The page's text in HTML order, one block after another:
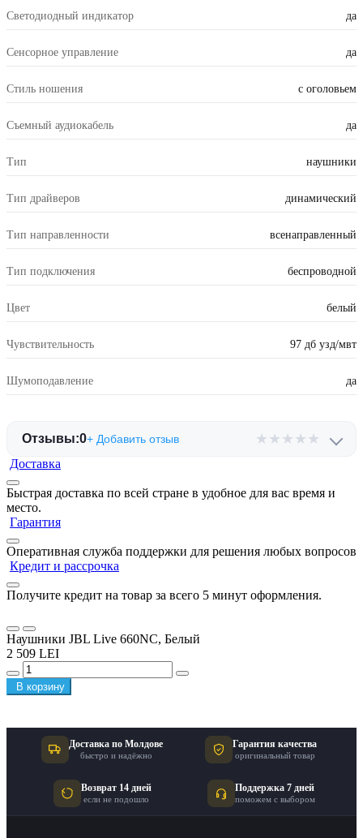
Светодиодный индикатор да
Сенсорное управление да
Стиль ношения с оголовьем
Съемный аудиокабель да
Тип наушники
Тип драйверов динамический
Тип направленности всенаправленный
Тип подключения беспроводной
Цвет белый
Чувствительность 97 дб узд/мвт
Шумоподавление да
Отзывы:0+ Добавить отзыв ★ ★ ★ ★ ★
Доставка
Быстрая доставка по всей стране в удобное для вас время и
место.
Гарантия
Оперативная служба поддержки для решения любых вопросов
Кредит и рассрочка
Получите кредит на товар за всего 5 минут оформления.
Наушники JBL Live 660NC, Белый
2 509 LEI
В корзину
Доставка по Молдове
быстро и надёжно
Гарантия качества
оригинальный товар
Возврат 14 дней
если не подошло
Поддержка 7 дней
поможем с выбором